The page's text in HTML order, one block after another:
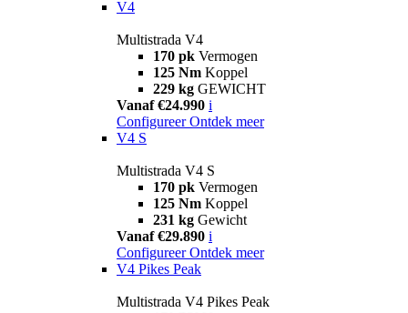
V4
Multistrada V4
170 pk Vermogen
125 Nm Koppel
229 kg GEWICHT
Vanaf €24.990 i
Configureer Ontdek meer
V4 S
Multistrada V4 S
170 pk Vermogen
125 Nm Koppel
231 kg Gewicht
Vanaf €29.890 i
Configureer Ontdek meer
V4 Pikes Peak
Multistrada V4 Pikes Peak